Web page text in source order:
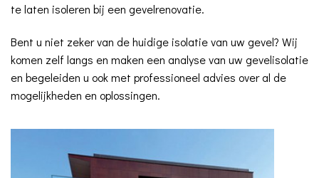
te laten isoleren bij een gevelrenovatie.
Bent u niet zeker van de huidige isolatie van uw gevel? Wij
komen zelf langs en maken een analyse van uw gevelisolatie
en begeleiden u ook met professioneel advies over al de
mogelijkheden en oplossingen.